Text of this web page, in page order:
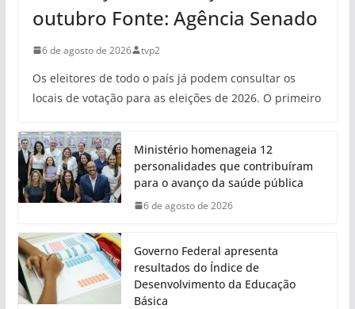
outubro Fonte: Agência Senado
6 de agosto de 2026 tvp2
Os eleitores de todo o país já podem consultar os
locais de votação para as eleições de 2026. O primeiro
Ministério homenageia 12
personalidades que contribuíram
para o avanço da saúde pública
6 de agosto de 2026
Governo Federal apresenta
resultados do Índice de
Desenvolvimento da Educação
Básica